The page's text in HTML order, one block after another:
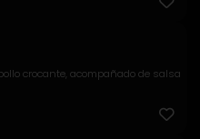
crocante, acompañado de salsa